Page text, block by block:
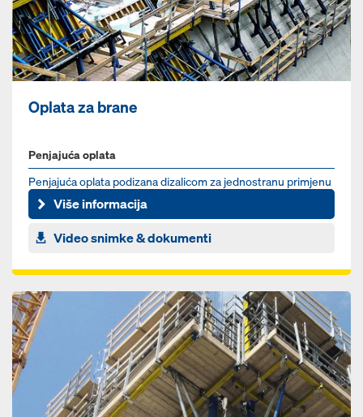
Oplata za brane
Penjajuća oplata
Penjajuća oplata podizana dizalicom za jednostranu primjenu
Više informacija
Video snimke & dokumenti